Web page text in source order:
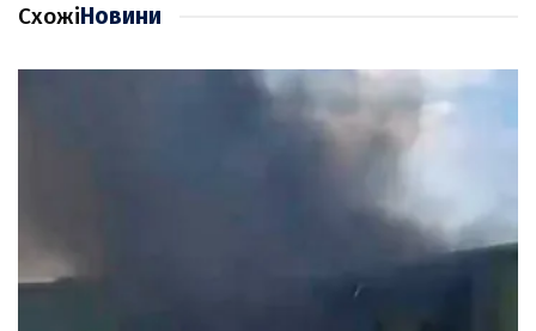
СхожіНовини